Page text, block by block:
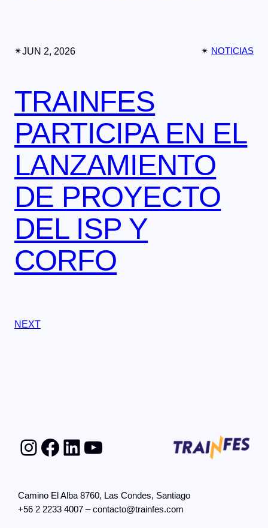
✴︎JUN 2, 2026 ✴︎ NOTICIAS
TRAINFES
PARTICIPA EN EL
LANZAMIENTO
DE PROYECTO
DEL ISP Y
CORFO
NEXT
Instagram
Facebook
LinkedIn
YouTube
Camino El Alba 8760, Las Condes, Santiago
+56 2 2233 4007 – contacto@trainfes.com